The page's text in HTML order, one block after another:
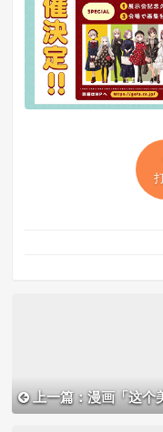
上一篇：漫画「这个